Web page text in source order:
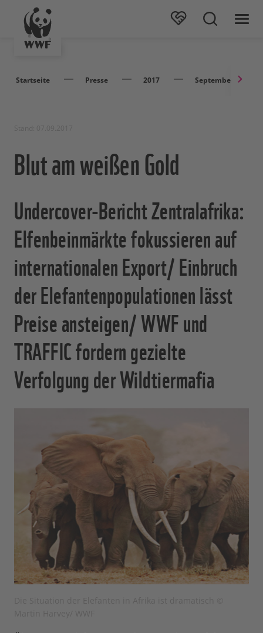
Startseite Presse 2017 September
Blut am weißen Gold
Undercover-Bericht Zentralafrika:
Elfenbeinmärkte fokussieren auf
internationalen Export/ Einbruch
der Elefantenpopulationen lässt
Preise ansteigen/ WWF und
TRAFFIC fordern gezielte
Verfolgung der Wildtiermafia